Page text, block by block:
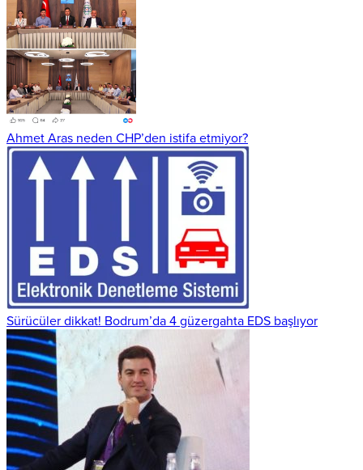
Ahmet Aras neden CHP’den istifa etmiyor?
Sürücüler dikkat! Bodrum’da 4 güzergahta EDS başlıyor